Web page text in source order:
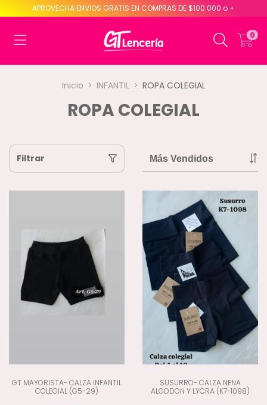
APROVECHA ENVIOS GRATIS EN COMPRAS DE $100.000 o +
0
Inicio > INFANTIL > ROPA COLEGIAL
ROPA COLEGIAL
Filtrar
GT MAYORISTA- CALZA INFANTIL
COLEGIAL (G5-29)
SUSURRO- CALZA NENA
ALGODON Y LYCRA (K7-1098)